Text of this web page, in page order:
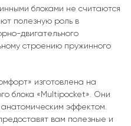
блоками не считаются
полезную роль в
двигательного
строению пружинного
изготовлена на
блока «Multipocket». Они
эффектом.
вам полезные и